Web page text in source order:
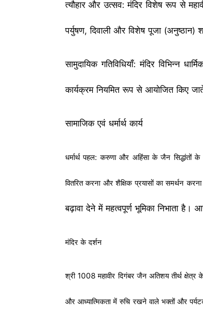
त्यौहार और उत्सव: मंदिर विशेष रूप से
पर्युषण, दिवाली और विशेष पूजा (अनुष्ठान)
सामुदायिक गतिविधियाँ: मंदिर विभिन्न
कार्यक्रम नियमित रूप से आयोजित किए
सामाजिक एवं धर्मार्थ कार्य
धर्मार्थ पहल: करुणा और अहिंसा के जैन सिद्धांतों
वितरित करना और शैक्षिक प्रयासों का समर्थन
बढ़ावा देने में महत्वपूर्ण भूमिका निभाता
मंदिर के दर्शन
श्री 1008 महावीर दिगंबर जैन अतिशय तीर्थ
और आध्यात्मिकता में रुचि रखने वाले भक्तों और